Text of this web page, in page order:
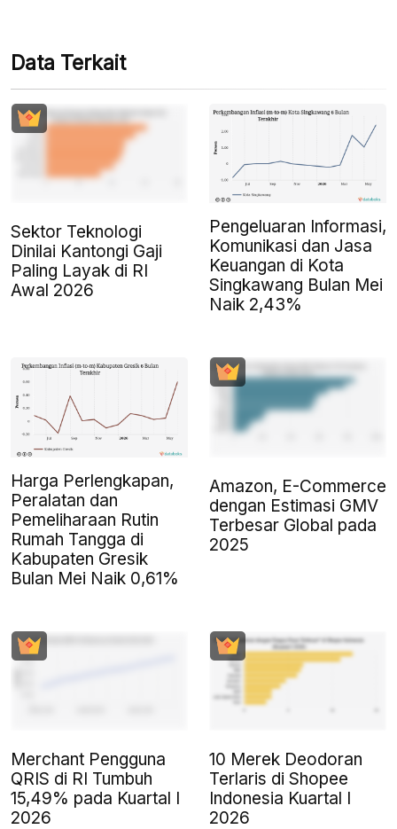
Data Terkait
Sektor Teknologi
Dinilai Kantongi Gaji
Paling Layak di RI
Awal 2026
Pengeluaran Informasi,
Komunikasi dan Jasa
Keuangan di Kota
Singkawang Bulan Mei
Naik 2,43%
Harga Perlengkapan,
Peralatan dan
Pemeliharaan Rutin
Rumah Tangga di
Kabupaten Gresik
Bulan Mei Naik 0,61%
Amazon, E-Commerce
dengan Estimasi GMV
Terbesar Global pada
2025
Merchant Pengguna
QRIS di RI Tumbuh
15,49% pada Kuartal I
2026
10 Merek Deodoran
Terlaris di Shopee
Indonesia Kuartal I
2026